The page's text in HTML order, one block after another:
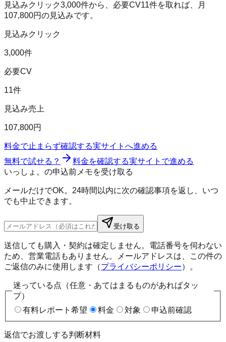
見込みクリック3,000件から、必要CV11件を取れば、月
107,800円の見込みです。
見込みクリック
3,000件
必要CV
11件
見込み売上
107,800円
料金で止まらず確認する実サイトへ進める
無料で試せる？
料金を確認する実サイトで進める
いっしょ。の申込前メモを受け取る
メールだけでOK。24時間以内に次の確認事項を返し、いつ
でも中止できます。
受け取る
送信しても購入・契約は確定しません。電話番号を伺わない
ため、営業電話もありません。メールアドレスは、この件の
ご返信のみに使用します（プライバシーポリシー）。
迷っている点（任意・あてはまるものがあればタッ
プ）
有料レポート希望
料金 対象 申込前確認
返信でお渡しする判断材料